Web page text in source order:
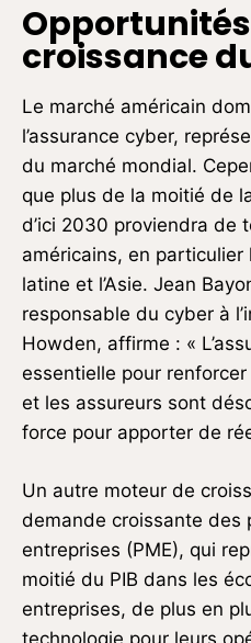
croissance
Le marché américain
l’assurance cyber,
du marché mondial.
que plus de la moitié de
d’ici 2030 proviendra de
américains, en particulier
latine et l’Asie. Jean
responsable du cyber à
Howden, affirme : «
essentielle pour
et les assureurs sont
force pour apporter de
Un autre moteur de
demande croissante des
entreprises (PME), qui
moitié du PIB dans les
entreprises, de plus en